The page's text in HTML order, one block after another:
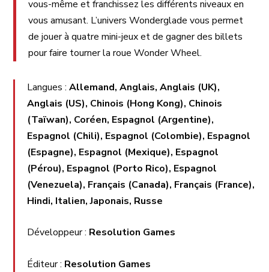
vous-même et franchissez les différents niveaux en
vous amusant. L’univers Wonderglade vous permet
de jouer à quatre mini-jeux et de gagner des billets
pour faire tourner la roue Wonder Wheel.
Langues :Allemand, Anglais, Anglais (UK),
Anglais (US), Chinois (Hong Kong), Chinois
(Taïwan), Coréen, Espagnol (Argentine),
Espagnol (Chili), Espagnol (Colombie), Espagnol
(Espagne), Espagnol (Mexique), Espagnol
(Pérou), Espagnol (Porto Rico), Espagnol
(Venezuela), Français (Canada), Français (France),
Hindi, Italien, Japonais, Russe
Développeur : Resolution Games
Éditeur : Resolution Games